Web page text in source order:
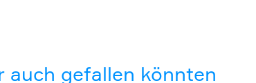
auch gefallen könnten